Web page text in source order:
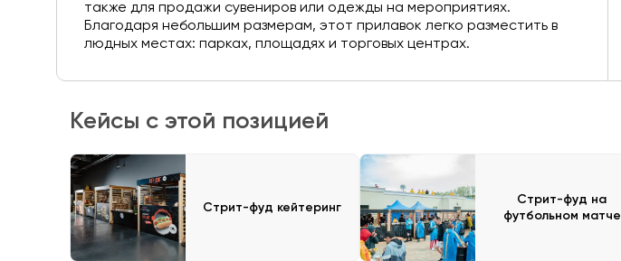
также для продажи сувениров или одежды на мероприятиях.
Благодаря небольшим размерам, этот прилавок легко разместить в
людных местах: парках, площадях и торговых центрах.
Кейсы с этой позицией
Стрит-фуд кейтеринг
Стрит-фуд на
футбольном матче